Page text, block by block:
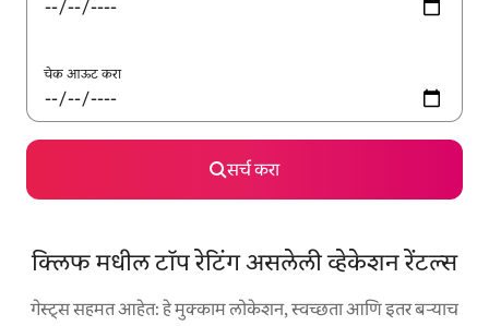
चेक आऊट करा
सर्च करा
क्लिफ मधील टॉप रेटिंग असलेली व्हेकेशन रेंटल्स
गेस्ट्स सहमत आहेत: हे मुक्काम लोकेशन, स्वच्छता आणि इतर बऱ्याच